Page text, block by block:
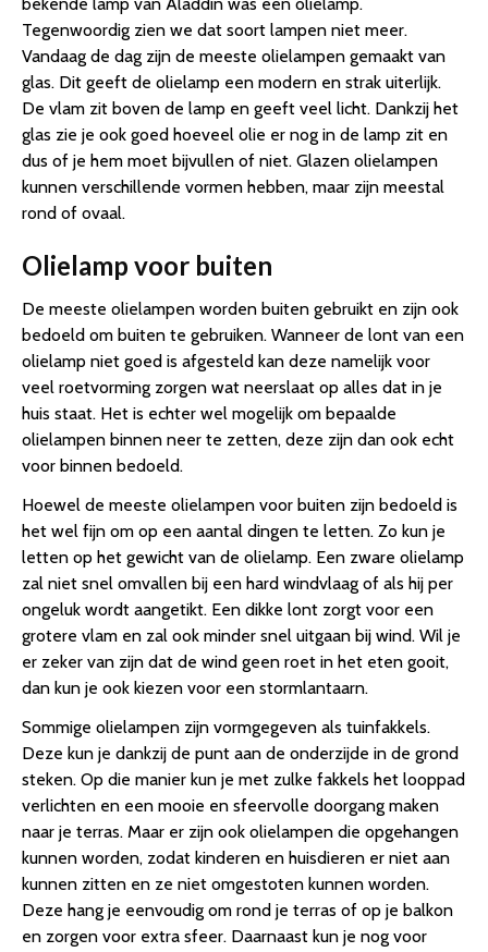
Tegenwoordig zien we dat soort lampen niet meer.
Vandaag de dag zijn de meeste olielampen gemaakt van
glas. Dit geeft de olielamp een modern en strak uiterlijk.
De vlam zit boven de lamp en geeft veel licht. Dankzij het
glas zie je ook goed hoeveel olie er nog in de lamp zit en
dus of je hem moet bijvullen of niet. Glazen olielampen
kunnen verschillende vormen hebben, maar zijn meestal
rond of ovaal.
Olielamp voor buiten
De meeste olielampen worden buiten gebruikt en zijn ook
bedoeld om buiten te gebruiken. Wanneer de lont van een
olielamp niet goed is afgesteld kan deze namelijk voor
veel roetvorming zorgen wat neerslaat op alles dat in je
huis staat. Het is echter wel mogelijk om bepaalde
olielampen binnen neer te zetten, deze zijn dan ook echt
voor binnen bedoeld.
Hoewel de meeste olielampen voor buiten zijn bedoeld is
het wel fijn om op een aantal dingen te letten. Zo kun je
letten op het gewicht van de olielamp. Een zware olielamp
zal niet snel omvallen bij een hard windvlaag of als hij per
ongeluk wordt aangetikt. Een dikke lont zorgt voor een
grotere vlam en zal ook minder snel uitgaan bij wind. Wil je
er zeker van zijn dat de wind geen roet in het eten gooit,
dan kun je ook kiezen voor een stormlantaarn.
Sommige olielampen zijn vormgegeven als tuinfakkels.
Deze kun je dankzij de punt aan de onderzijde in de grond
steken. Op die manier kun je met zulke fakkels het looppad
verlichten en een mooie en sfeervolle doorgang maken
naar je terras. Maar er zijn ook olielampen die opgehangen
kunnen worden, zodat kinderen en huisdieren er niet aan
kunnen zitten en ze niet omgestoten kunnen worden.
Deze hang je eenvoudig om rond je terras of op je balkon
en zorgen voor extra sfeer. Daarnaast kun je nog voor